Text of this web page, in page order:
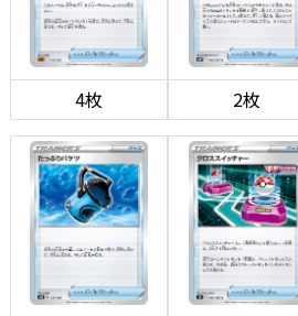
4枚 2枚